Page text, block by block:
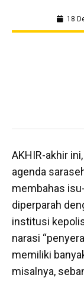
18
AKHIR-akhir
agenda
membahas
diperparah
institusi
narasi
memiliki
misalnya,